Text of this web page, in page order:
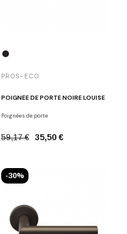
PROS-ECO
POIGNÉE DE PORTE NOIRE LOUISE
Poignées de porte
59,17 € 35,50 €
-30%